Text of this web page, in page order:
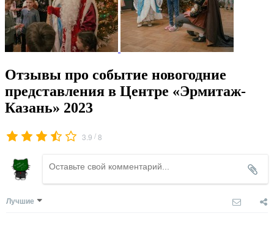
Отзывы про событие новогодние
представления в Центре «Эрмитаж-
Казань» 2023
3.9 /8
Лучшие